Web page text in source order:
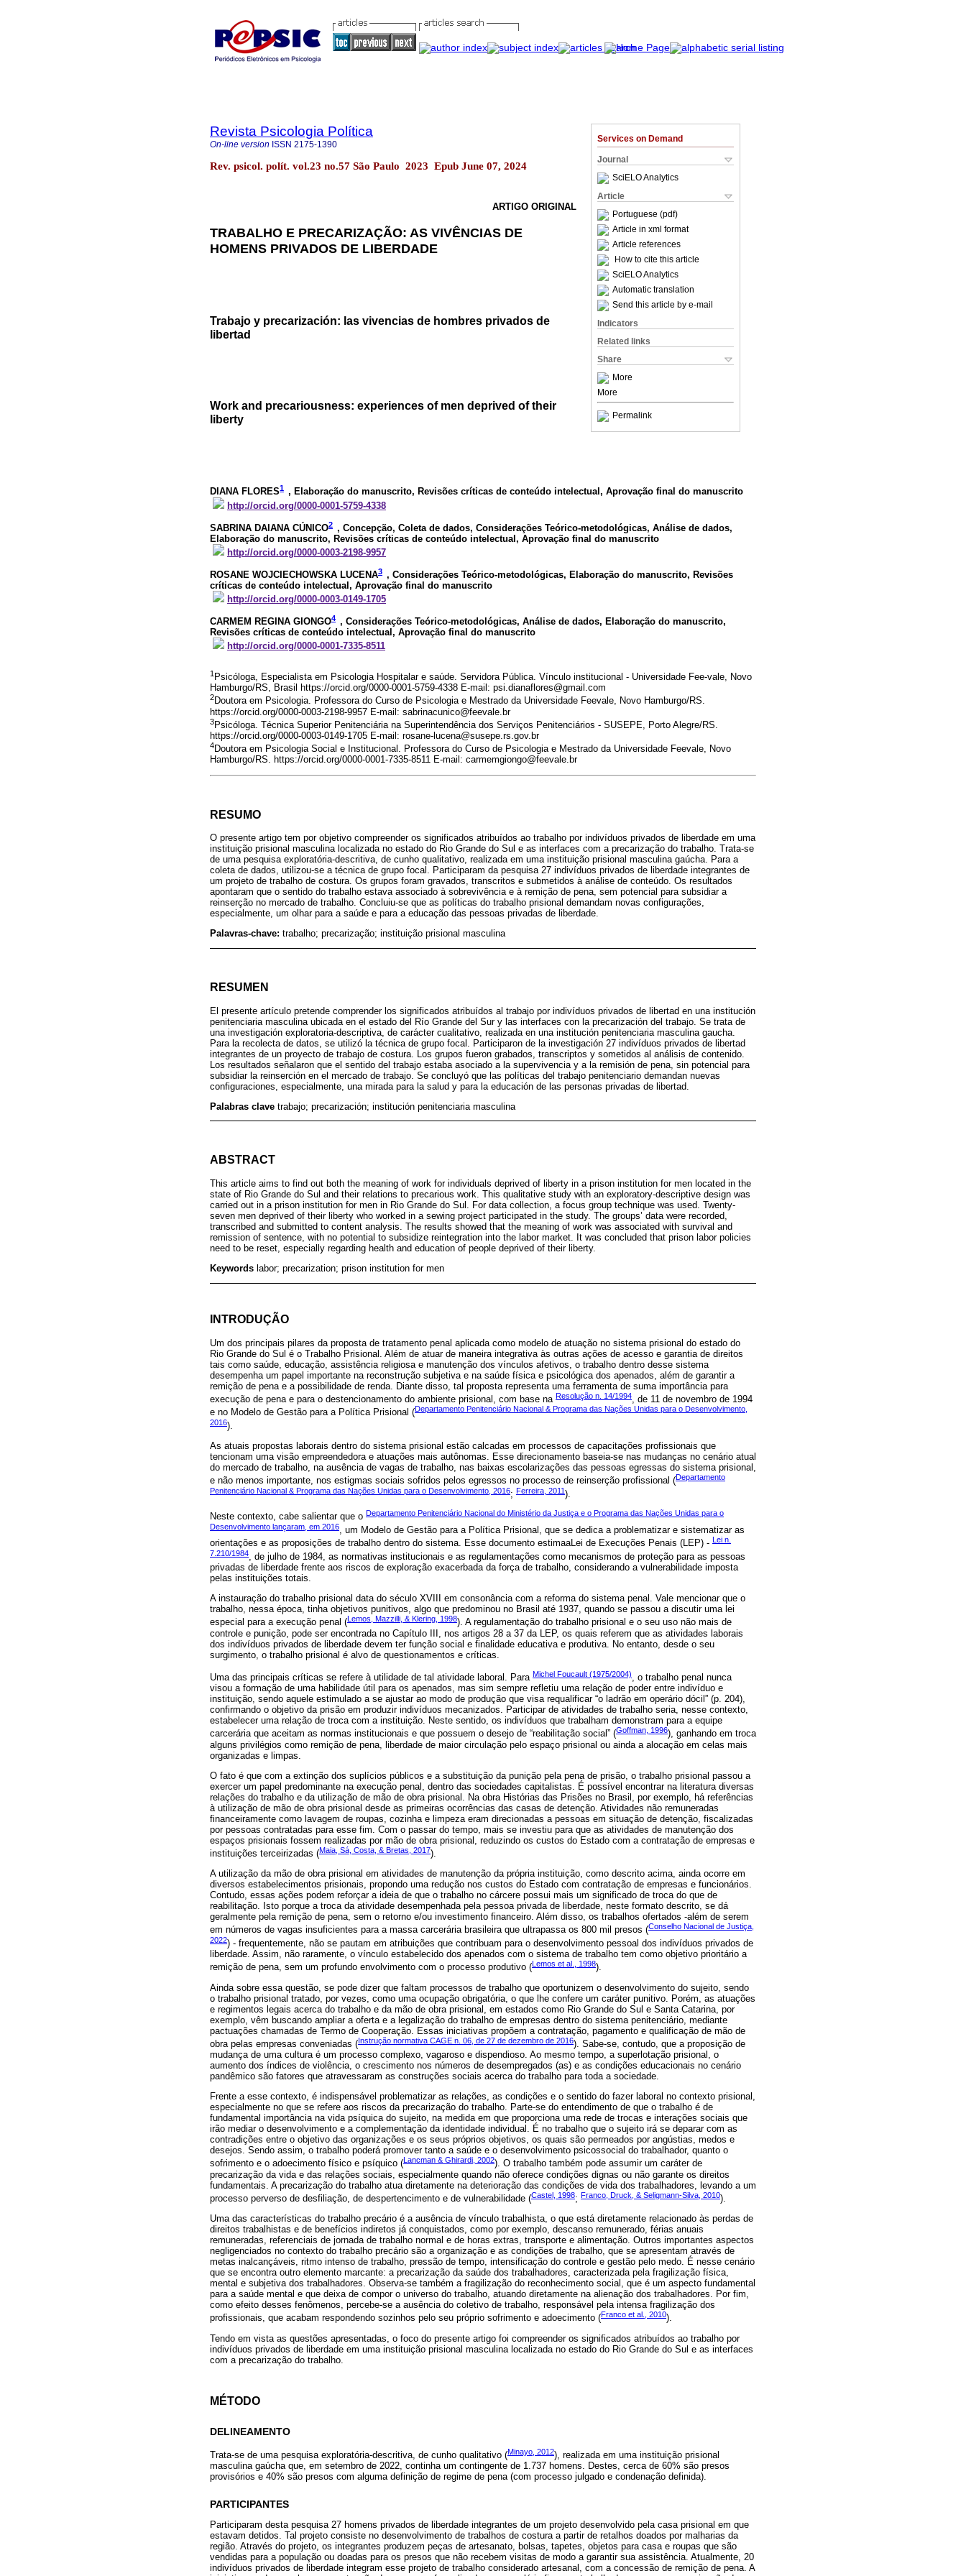
Services on Demand
Journal
SciELO Analytics
Article
Portuguese (pdf)
Article in xml format
Article references
How to cite this article
SciELO Analytics
Automatic translation
Send this article by e-mail
Indicators
Related links
Share
More
More
Permalink
Revista Psicologia Política
On-line version ISSN 2175-1390
Rev. psicol. polít. vol.23 no.57 São Paulo 2023 Epub June 07, 2024
ARTIGO ORIGINAL
TRABALHO E PRECARIZAÇÃO: AS VIVÊNCIAS DE
HOMENS PRIVADOS DE LIBERDADE
Trabajo y precarización: las vivencias de hombres privados de
libertad
Work and precariousness: experiences of men deprived of their
liberty
DIANA FLORES1 , Elaboração do manuscrito, Revisões críticas de conteúdo intelectual, Aprovação final do manuscrito
http://orcid.org/0000-0001-5759-4338
SABRINA DAIANA CÚNICO2 , Concepção, Coleta de dados, Considerações Teórico-metodológicas, Análise de dados,
Elaboração do manuscrito, Revisões críticas de conteúdo intelectual, Aprovação final do manuscrito
http://orcid.org/0000-0003-2198-9957
ROSANE WOJCIECHOWSKA LUCENA3 , Considerações Teórico-metodológicas, Elaboração do manuscrito, Revisões
críticas de conteúdo intelectual, Aprovação final do manuscrito
http://orcid.org/0000-0003-0149-1705
CARMEM REGINA GIONGO4 , Considerações Teórico-metodológicas, Análise de dados, Elaboração do manuscrito,
Revisões críticas de conteúdo intelectual, Aprovação final do manuscrito
http://orcid.org/0000-0001-7335-8511
1 Psicóloga, Especialista em Psicologia Hospitalar e saúde. Servidora Pública. Vínculo institucional - Universidade Fee-vale, Novo
Hamburgo/RS, Brasil https://orcid.org/0000-0001-5759-4338 E-mail: psi.dianaflores@gmail.com
2Doutora em Psicologia. Professora do Curso de Psicologia e Mestrado da Universidade Feevale, Novo Hamburgo/RS.
https://orcid.org/0000-0003-2198-9957 E-mail: sabrinacunico@feevale.br
3Psicóloga. Técnica Superior Penitenciária na Superintendência dos Serviços Penitenciários - SUSEPE, Porto Alegre/RS.
https://orcid.org/0000-0003-0149-1705 E-mail: rosane-lucena@susepe.rs.gov.br
4Doutora em Psicologia Social e Institucional. Professora do Curso de Psicologia e Mestrado da Universidade Feevale, Novo
Hamburgo/RS. https://orcid.org/0000-0001-7335-8511 E-mail: carmemgiongo@feevale.br
RESUMO
O presente artigo tem por objetivo compreender os significados atribuídos ao trabalho por indivíduos privados de liberdade em uma
instituição prisional masculina localizada no estado do Rio Grande do Sul e as interfaces com a precarização do trabalho. Trata-se
de uma pesquisa exploratória-descritiva, de cunho qualitativo, realizada em uma instituição prisional masculina gaúcha. Para a
coleta de dados, utilizou-se a técnica de grupo focal. Participaram da pesquisa 27 indivíduos privados de liberdade integrantes de
um projeto de trabalho de costura. Os grupos foram gravados, transcritos e submetidos à análise de conteúdo. Os resultados
apontaram que o sentido do trabalho estava associado à sobrevivência e à remição de pena, sem potencial para subsidiar a
reinserção no mercado de trabalho. Concluiu-se que as políticas do trabalho prisional demandam novas configurações,
especialmente, um olhar para a saúde e para a educação das pessoas privadas de liberdade.
Palavras-chave: trabalho; precarização; instituição prisional masculina
RESUMEN
El presente artículo pretende comprender los significados atribuídos al trabajo por indivíduos privados de libertad en una institución
penitenciaria masculina ubicada en el estado del Río Grande del Sur y las interfaces con la precarización del trabajo. Se trata de
una investigación exploratoria-descriptiva, de carácter cualitativo, realizada en una institución penitenciaria masculina gaucha.
Para la recolecta de datos, se utilizó la técnica de grupo focal. Participaron de la investigación 27 indivíduos privados de libertad
integrantes de un proyecto de trabajo de costura. Los grupos fueron grabados, transcriptos y sometidos al análisis de contenido.
Los resultados señalaron que el sentido del trabajo estaba asociado a la supervivencia y a la remisión de pena, sin potencial para
subsidiar la reinserción en el mercado de trabajo. Se concluyó que las políticas del trabajo penitenciario demandan nuevas
configuraciones, especialmente, una mirada para la salud y para la educación de las personas privadas de libertad.
Palabras clave trabajo; precarización; institución penitenciaria masculina
ABSTRACT
This article aims to find out both the meaning of work for individuals deprived of liberty in a prison institution for men located in the
state of Rio Grande do Sul and their relations to precarious work. This qualitative study with an exploratory-descriptive design was
carried out in a prison institution for men in Rio Grande do Sul. For data collection, a focus group technique was used. Twenty-
seven men deprived of their liberty who worked in a sewing project participated in the study. The groups’ data were recorded,
transcribed and submitted to content analysis. The results showed that the meaning of work was associated with survival and
remission of sentence, with no potential to subsidize reintegration into the labor market. It was concluded that prison labor policies
need to be reset, especially regarding health and education of people deprived of their liberty.
Keywords labor; precarization; prison institution for men
INTRODUÇÃO
Um dos principais pilares da proposta de tratamento penal aplicada como modelo de atuação no sistema prisional do estado do
Rio Grande do Sul é o Trabalho Prisional. Além de atuar de maneira integrativa às outras ações de acesso e garantia de direitos
tais como saúde, educação, assistência religiosa e manutenção dos vínculos afetivos, o trabalho dentro desse sistema
desempenha um papel importante na reconstrução subjetiva e na saúde física e psicológica dos apenados, além de garantir a
remição de pena e a possibilidade de renda. Diante disso, tal proposta representa uma ferramenta de suma importância para
execução de pena e para o destencionamento do ambiente prisional, com base na Resolução n. 14/1994, de 11 de novembro de 1994
e no Modelo de Gestão para a Política Prisional (Departamento Penitenciário Nacional & Programa das Nações Unidas para o Desenvolvimento,
2016).
As atuais propostas laborais dentro do sistema prisional estão calcadas em processos de capacitações profissionais que
tencionam uma visão empreendedora e atuações mais autônomas. Esse direcionamento baseia-se nas mudanças no cenário atual
do mercado de trabalho, na ausência de vagas de trabalho, nas baixas escolarizações das pessoas egressas do sistema prisional,
e não menos importante, nos estigmas sociais sofridos pelos egressos no processo de reinserção profissional (Departamento
Penitenciário Nacional & Programa das Nações Unidas para o Desenvolvimento, 2016; Ferreira, 2011).
Neste contexto, cabe salientar que o Departamento Penitenciário Nacional do Ministério da Justiça e o Programa das Nações Unidas para o
Desenvolvimento lançaram, em 2016, um Modelo de Gestão para a Política Prisional, que se dedica a problematizar e sistematizar as
orientações e as proposições de trabalho dentro do sistema. Esse documento estimaaLei de Execuções Penais (LEP) -
Lei n.
7.210/1984
, de julho de 1984, as normativas institucionais e as regulamentações como mecanismos de proteção para as pessoas
privadas de liberdade frente aos riscos de exploração exacerbada da força de trabalho, considerando a vulnerabilidade imposta
pelas instituições totais.
A instauração do trabalho prisional data do século XVIII em consonância com a reforma do sistema penal. Vale mencionar que o
trabalho, nessa época, tinha objetivos punitivos, algo que predominou no Brasil até 1937, quando se passou a discutir uma lei
especial para a execução penal (Lemos, Mazzilli, & Klering, 1998). A regulamentação do trabalho prisional e o seu uso não mais de
controle e punição, pode ser encontrada no Capítulo III, nos artigos 28 a 37 da LEP, os quais referem que as atividades laborais
dos indivíduos privados de liberdade devem ter função social e finalidade educativa e produtiva. No entanto, desde o seu
surgimento, o trabalho prisional é alvo de questionamentos e críticas.
Uma das principais críticas se refere à utilidade de tal atividade laboral. Para Michel Foucault (1975/2004), o trabalho penal nunca
visou a formação de uma habilidade útil para os apenados, mas sim sempre refletiu uma relação de poder entre indivíduo e
instituição, sendo aquele estimulado a se ajustar ao modo de produção que visa requalificar “o ladrão em operário dócil” (p. 204),
confirmando o objetivo da prisão em produzir indivíduos mecanizados. Participar de atividades de trabalho seria, nesse contexto,
estabelecer uma relação de troca com a instituição. Neste sentido, os indivíduos que trabalham demonstram para a equipe
carcerária que aceitam as normas institucionais e que possuem o desejo de “reabilitação social” (Goffman, 1996), ganhando em troca
alguns privilégios como remição de pena, liberdade de maior circulação pelo espaço prisional ou ainda a alocação em celas mais
organizadas e limpas.
O fato é que com a extinção dos suplícios públicos e a substituição da punição pela pena de prisão, o trabalho prisional passou a
exercer um papel predominante na execução penal, dentro das sociedades capitalistas. É possível encontrar na literatura diversas
relações do trabalho e da utilização de mão de obra prisional. Na obra Histórias das Prisões no Brasil, por exemplo, há referências
à utilização de mão de obra prisional desde as primeiras ocorrências das casas de detenção. Atividades não remuneradas
financeiramente como lavagem de roupas, cozinha e limpeza eram direcionadas a pessoas em situação de detenção, fiscalizadas
por pessoas contratadas para esse fim. Com o passar do tempo, mais se investiu para que as atividades de manutenção dos
espaços prisionais fossem realizadas por mão de obra prisional, reduzindo os custos do Estado com a contratação de empresas e
instituições terceirizadas (Maia, Sá, Costa, & Bretas, 2017).
A utilização da mão de obra prisional em atividades de manutenção da própria instituição, como descrito acima, ainda ocorre em
diversos estabelecimentos prisionais, propondo uma redução nos custos do Estado com contratação de empresas e funcionários.
Contudo, essas ações podem reforçar a ideia de que o trabalho no cárcere possui mais um significado de troca do que de
reabilitação. Isto porque a troca da atividade desempenhada pela pessoa privada de liberdade, neste formato descrito, se dá
geralmente pela remição de pena, sem o retorno e/ou investimento financeiro. Além disso, os trabalhos ofertados -além de serem
em números de vagas insuficientes para a massa carcerária brasileira que ultrapassa os 800 mil presos (Conselho Nacional de Justiça,
2022) - frequentemente, não se pautam em atribuições que contribuam para o desenvolvimento pessoal dos indivíduos privados de
liberdade. Assim, não raramente, o vínculo estabelecido dos apenados com o sistema de trabalho tem como objetivo prioritário a
remição de pena, sem um profundo envolvimento com o processo produtivo (Lemos et al., 1998).
Ainda sobre essa questão, se pode dizer que faltam processos de trabalho que oportunizem o desenvolvimento do sujeito, sendo
o trabalho prisional tratado, por vezes, como uma ocupação obrigatória, o que lhe confere um caráter punitivo. Porém, as atuações
e regimentos legais acerca do trabalho e da mão de obra prisional, em estados como Rio Grande do Sul e Santa Catarina, por
exemplo, vêm buscando ampliar a oferta e a legalização do trabalho de empresas dentro do sistema penitenciário, mediante
pactuações chamadas de Termo de Cooperação. Essas iniciativas propõem a contratação, pagamento e qualificação de mão de
obra pelas empresas conveniadas (Instrução normativa CAGE n. 06, de 27 de dezembro de 2016). Sabe-se, contudo, que a proposição de
mudança de uma cultura é um processo complexo, vagaroso e dispendioso. Ao mesmo tempo, a superlotação prisional, o
aumento dos índices de violência, o crescimento nos números de desempregados (as) e as condições educacionais no cenário
pandêmico são fatores que atravessaram as construções sociais acerca do trabalho para toda a sociedade.
Frente a esse contexto, é indispensável problematizar as relações, as condições e o sentido do fazer laboral no contexto prisional,
especialmente no que se refere aos riscos da precarização do trabalho. Parte-se do entendimento de que o trabalho é de
fundamental importância na vida psíquica do sujeito, na medida em que proporciona uma rede de trocas e interações sociais que
irão mediar o desenvolvimento e a complementação da identidade individual. É no trabalho que o sujeito irá se deparar com as
contradições entre o objetivo das organizações e os seus próprios objetivos, os quais são permeados por angústias, medos e
desejos. Sendo assim, o trabalho poderá promover tanto a saúde e o desenvolvimento psicossocial do trabalhador, quanto o
sofrimento e o adoecimento físico e psíquico ( Lancman & Ghirardi, 2002). O trabalho também pode assumir um caráter de
precarização da vida e das relações sociais, especialmente quando não oferece condições dignas ou não garante os direitos
fundamentais. A precarização do trabalho atua diretamente na deterioração das condições de vida dos trabalhadores, levando a um
processo perverso de desfiliação, de despertencimento e de vulnerabilidade (Castel, 1998; Franco, Druck, & Seligmann-Silva, 2010).
Uma das características do trabalho precário é a ausência de vínculo trabalhista, o que está diretamente relacionado às perdas de
direitos trabalhistas e de benefícios indiretos já conquistados, como por exemplo, descanso remunerado, férias anuais
remuneradas, referenciais de jornada de trabalho normal e de horas extras, transporte e alimentação. Outros importantes aspectos
negligenciados no contexto do trabalho precário são a organização e as condições de trabalho, que se apresentam através de
metas inalcançáveis, ritmo intenso de trabalho, pressão de tempo, intensificação do controle e gestão pelo medo. É nesse cenário
que se encontra outro elemento marcante: a precarização da saúde dos trabalhadores, caracterizada pela fragilização física,
mental e subjetiva dos trabalhadores. Observa-se também a fragilização do reconhecimento social, que é um aspecto fundamental
para a saúde mental e que deixa de compor o universo do trabalho, atuando diretamente na alienação dos trabalhadores. Por fim,
como efeito desses fenômenos, percebe-se a ausência do coletivo de trabalho, responsável pela intensa fragilização dos
profissionais, que acabam respondendo sozinhos pelo seu próprio sofrimento e adoecimento (Franco et al., 2010).
Tendo em vista as questões apresentadas, o foco do presente artigo foi compreender os significados atribuídos ao trabalho por
indivíduos privados de liberdade em uma instituição prisional masculina localizada no estado do Rio Grande do Sul e as interfaces
com a precarização do trabalho.
MÉTODO
DELINEAMENTO
Trata-se de uma pesquisa exploratória-descritiva, de cunho qualitativo (Minayo, 2012), realizada em uma instituição prisional
masculina gaúcha que, em setembro de 2022, continha um contingente de 1.737 homens. Destes, cerca de 60% são presos
provisórios e 40% são presos com alguma definição de regime de pena (com processo julgado e condenação definida).
PARTICIPANTES
Participaram desta pesquisa 27 homens privados de liberdade integrantes de um projeto desenvolvido pela casa prisional em que
estavam detidos. Tal projeto consiste no desenvolvimento de trabalhos de costura a partir de retalhos doados por malharias da
região. Através do projeto, os integrantes produzem peças de artesanato, bolsas, tapetes, objetos para casa e roupas que são
vendidas para a população ou doadas para os presos que não recebem visitas de modo a garantir sua assistência. Atualmente, 20
indivíduos privados de liberdade integram esse projeto de trabalho considerado artesanal, com a concessão de remição de pena. A